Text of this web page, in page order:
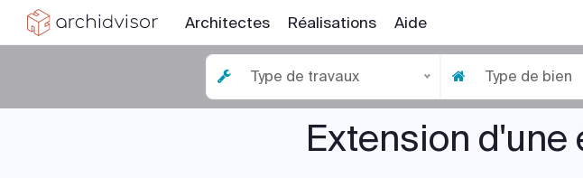
Architectes Réalisations Aide
Type de travaux Type de bien
Extension